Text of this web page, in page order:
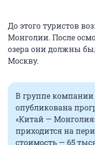
До этого туристов
Монголии. После
озера они должны
Москву.
В группе компании
опубликована
«Китай —
приходится на
стоимость — 65